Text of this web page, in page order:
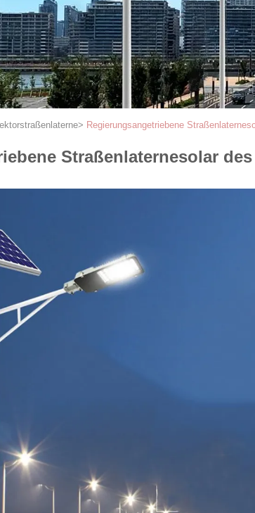
> Regierungsangetriebene
Straßenlaternesolar